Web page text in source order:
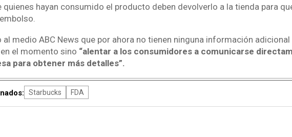
quienes hayan consumido el producto deben devolverlo a la tienda para
al medio ABC News que por ahora no tienen ninguna información adicional
el momento sino “alentar a los consumidores a comunicarse
para obtener más detalles”.
Starbucks FDA